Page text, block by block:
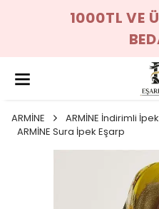
1000TL VE
ARMİNE
ARMİNE İndirimli
ARMİNE Sura İpek Eşarp